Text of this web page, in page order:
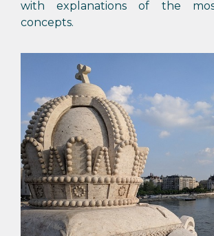
with explanations of the
concepts.